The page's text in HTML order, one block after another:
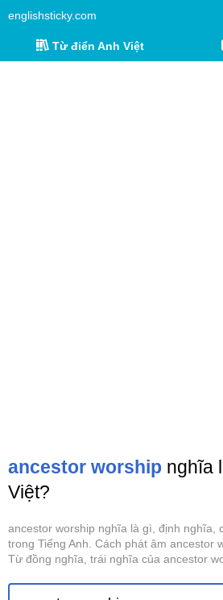
englishsticky.com
Từ điển Anh Việt
ancestor worship nghĩa
Việt?
ancestor worship nghĩa là gì, định nghĩa,
trong Tiếng Anh. Cách phát âm ancestor
Từ đồng nghĩa, trái nghĩa của ancestor